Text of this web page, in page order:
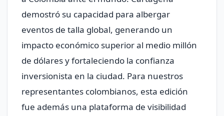
demostró su capacidad para albergar
eventos de talla global, generando un
impacto económico superior al medio millón
de dólares y fortaleciendo la confianza
inversionista en la ciudad. Para nuestros
representantes colombianos, esta edición
fue además una plataforma de visibilidad